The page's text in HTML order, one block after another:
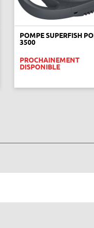
POMPE SUPERFISH
3500
PROCHAINEMENT
DISPONIBLE